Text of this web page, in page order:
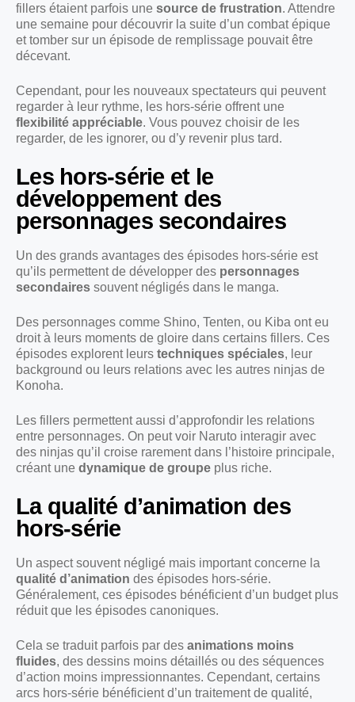
fillers étaient parfois une source de frustration. Attendre
une semaine pour découvrir la suite d’un combat épique
et tomber sur un épisode de remplissage pouvait être
décevant.
Cependant, pour les nouveaux spectateurs qui peuvent
regarder à leur rythme, les hors-série offrent une
flexibilité appréciable. Vous pouvez choisir de les
regarder, de les ignorer, ou d’y revenir plus tard.
Les hors-série et le
développement des
personnages secondaires
Un des grands avantages des épisodes hors-série est
qu’ils permettent de développer des personnages
secondaires souvent négligés dans le manga.
Des personnages comme Shino, Tenten, ou Kiba ont eu
droit à leurs moments de gloire dans certains fillers. Ces
épisodes explorent leurs techniques spéciales, leur
background ou leurs relations avec les autres ninjas de
Konoha.
Les fillers permettent aussi d’approfondir les relations
entre personnages. On peut voir Naruto interagir avec
des ninjas qu’il croise rarement dans l’histoire principale,
créant une dynamique de groupe plus riche.
La qualité d’animation des
hors-série
Un aspect souvent négligé mais important concerne la
qualité d’animation des épisodes hors-série.
Généralement, ces épisodes bénéficient d’un budget plus
réduit que les épisodes canoniques.
Cela se traduit parfois par des animations moins
fluides, des dessins moins détaillés ou des séquences
d’action moins impressionnantes. Cependant, certains
arcs hors-série bénéficient d’un traitement de qualité,